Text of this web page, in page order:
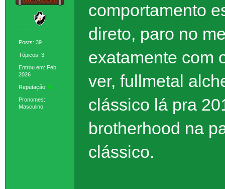
Posts: 39
Tópicos: 3
Entrou em: Feb
2026
Reputação: 6
Pronomes:
Masculino
comportamento
direto, paro no
exatamente com
ver, fullmetal
clássico lá pra
brotherhood na
clássico.